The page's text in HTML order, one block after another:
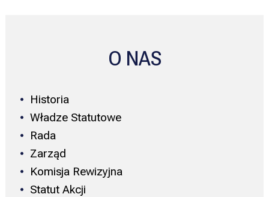
O NAS
Historia
Władze Statutowe
Rada
Zarząd
Komisja Rewizyjna
Statut Akcji